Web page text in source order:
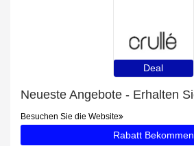
Deal
Besuchen Sie die Website
Rabatt Bekommen